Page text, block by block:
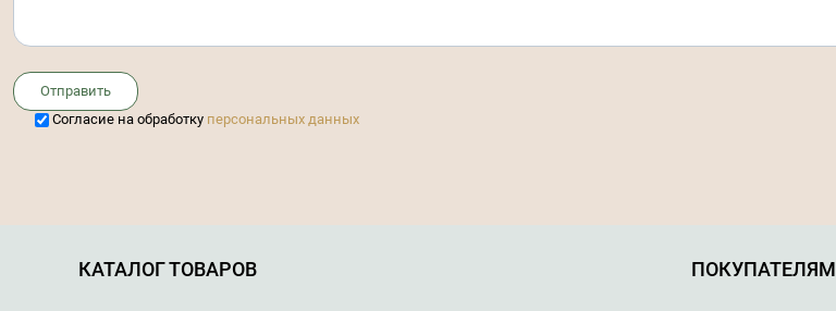
Отправить
Cогласие на обработку персональных данных
КАТАЛОГ ТОВАРОВ
ПОКУПАТЕЛЯМ